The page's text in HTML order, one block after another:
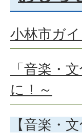
小林市ガ
「音楽・
に！～
【音楽・